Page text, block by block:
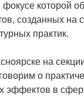
которой
созданных на
практик.
на
о
эффектов в